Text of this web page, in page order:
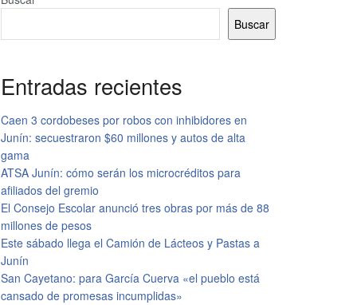
Buscar
Entradas recientes
Caen 3 cordobeses por robos con inhibidores en
Junín: secuestraron $60 millones y autos de alta
gama
ATSA Junín: cómo serán los microcréditos para
afiliados del gremio
El Consejo Escolar anunció tres obras por más de 88
millones de pesos
Este sábado llega el Camión de Lácteos y Pastas a
Junín
San Cayetano: para García Cuerva «el pueblo está
cansado de promesas incumplidas»